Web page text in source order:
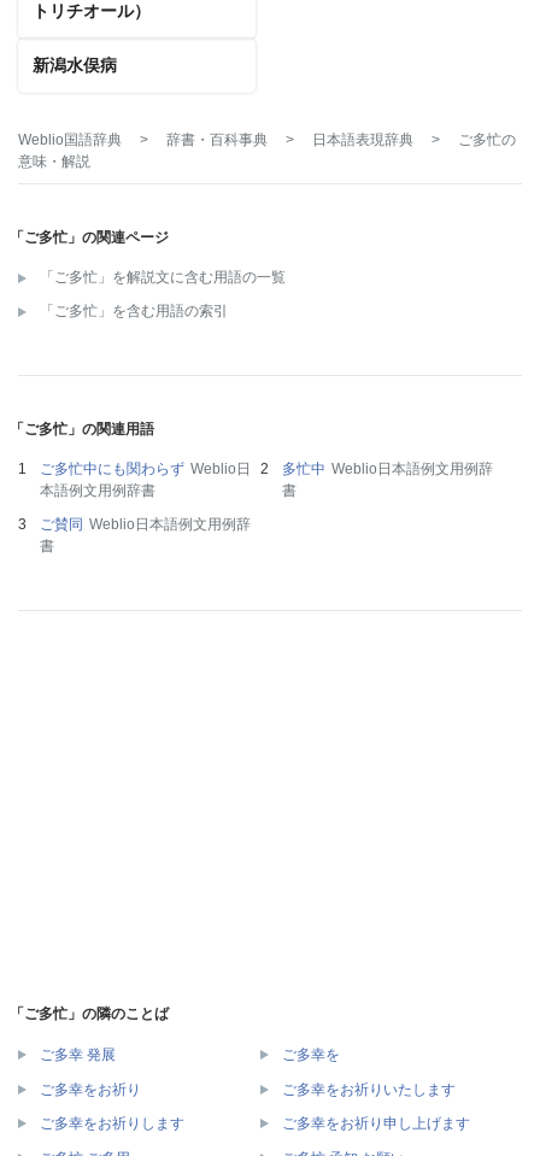
トリチオール）
新潟水俣病
Weblio国語辞典 > 辞書・百科事典 > 日本語表現辞典 > ご多忙の
意味・解説
「ご多忙」の関連ページ
「ご多忙」を解説文に含む用語の一覧
「ご多忙」を含む用語の索引
「ご多忙」の関連用語
ご多忙中にも関わらず Weblio日
本語例文用例辞書
多忙中 Weblio日本語例文用例辞
書
ご賛同 Weblio日本語例文用例辞
書
「ご多忙」の隣のことば
ご多幸 発展 ご多幸を
ご多幸をお祈り ご多幸をお祈りいたします
ご多幸をお祈りします ご多幸をお祈り申し上げます